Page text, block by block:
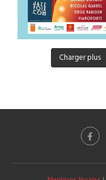
Charger plus